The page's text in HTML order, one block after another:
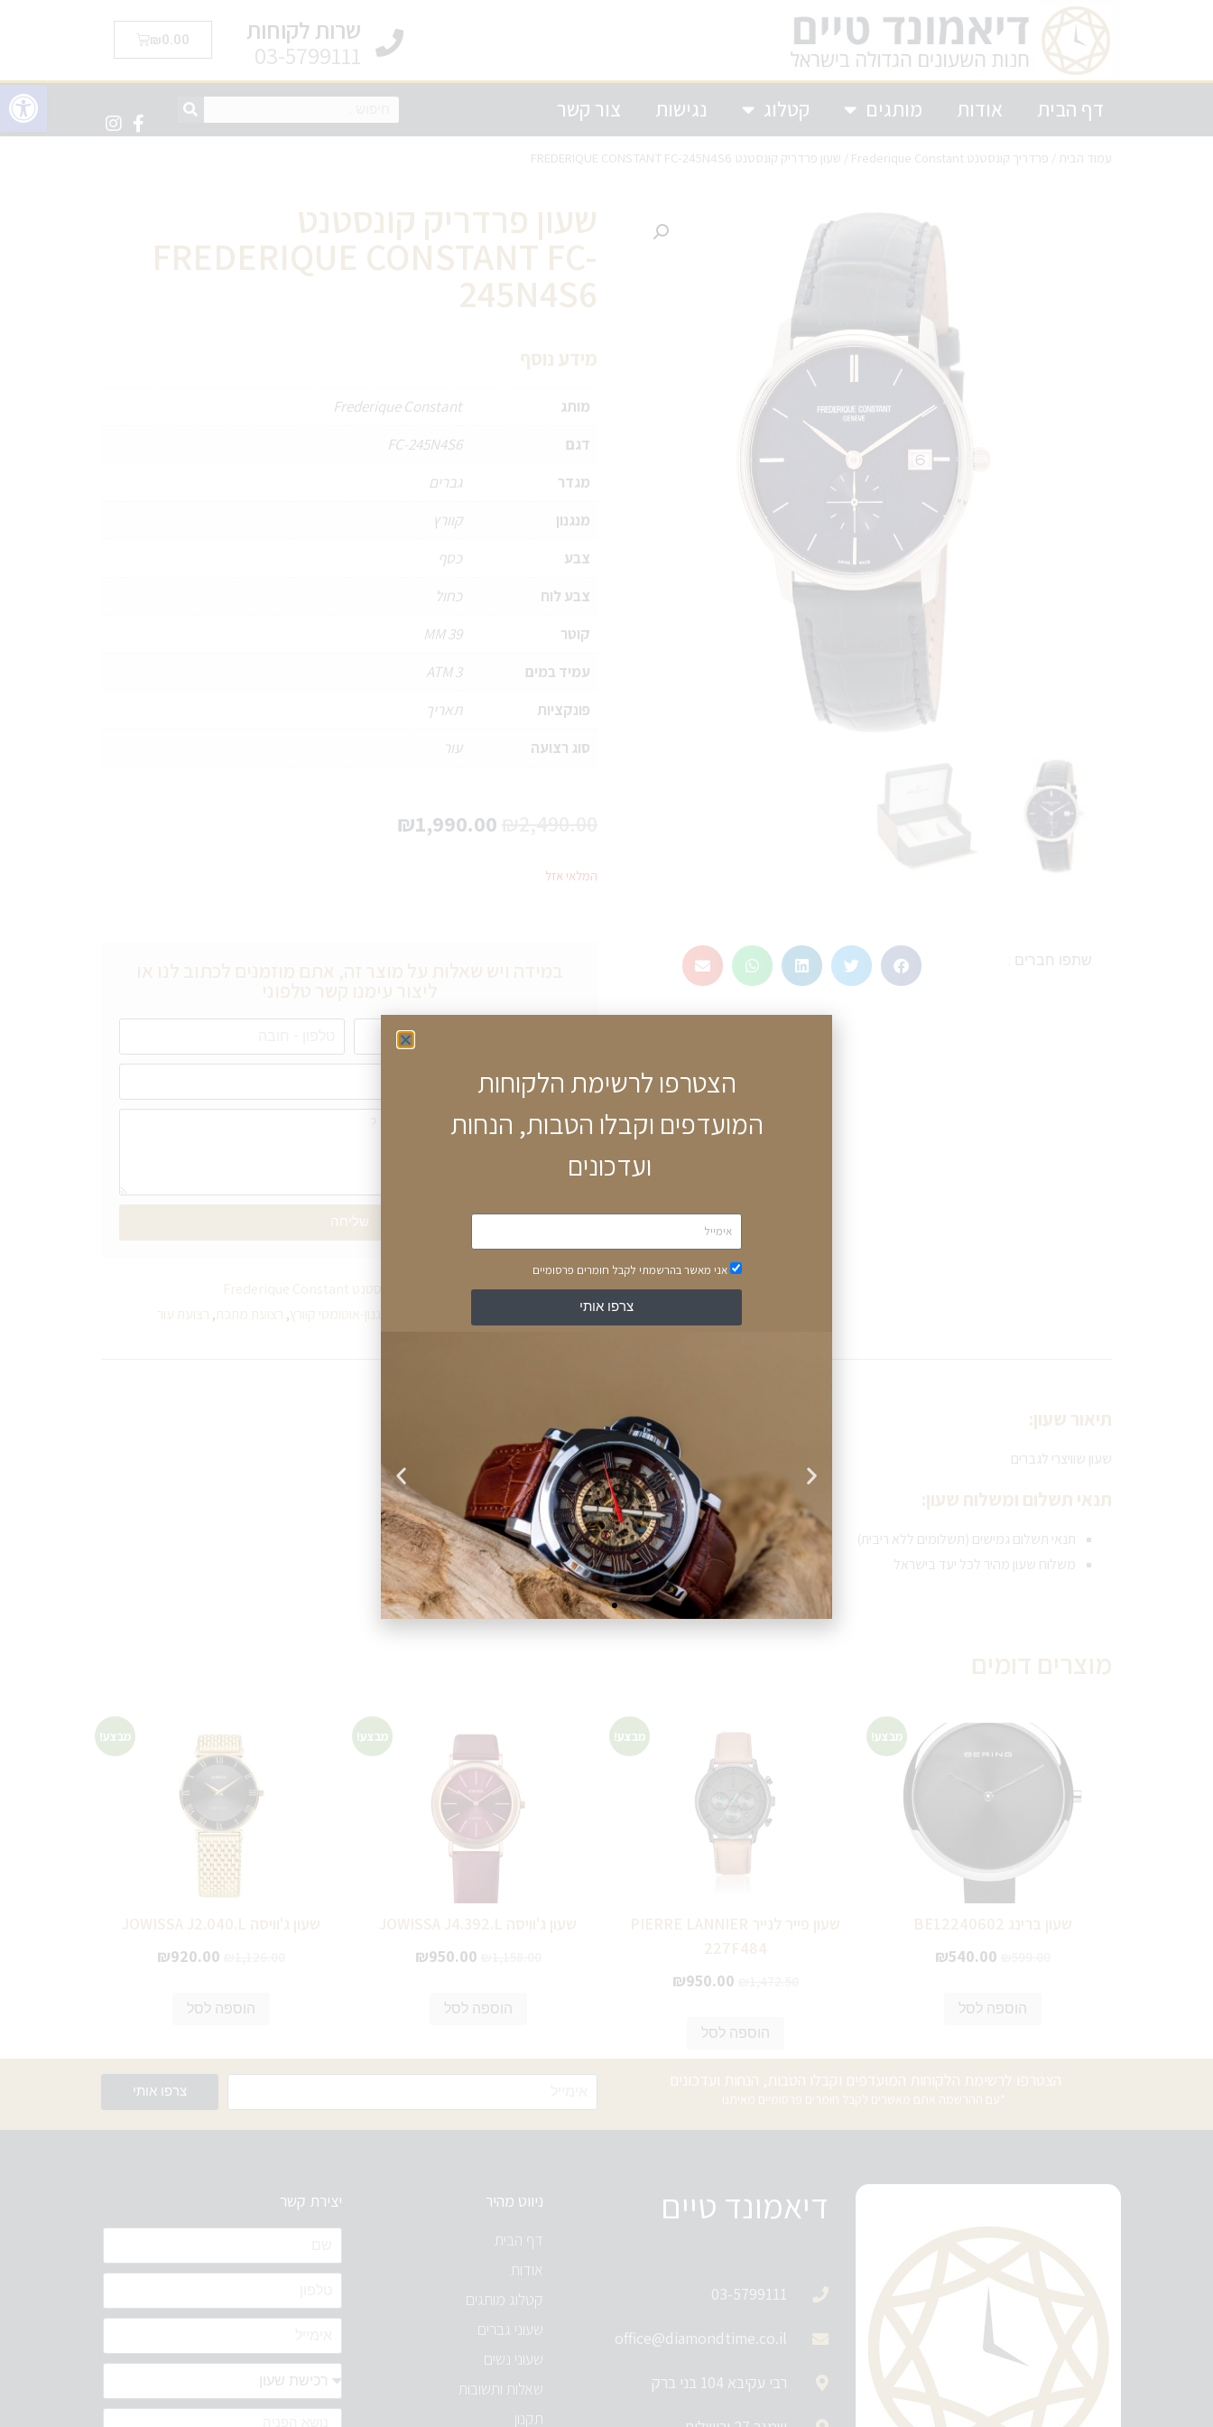
פתח
שרות לקוחות
03-5799111
₪0.00
דף הבית אודות מותגים קטלוג נגישות צור קשר
עמוד הבית פרדריך קונסטנט Frederique Constant / שעון פרדריק קונסטנט FREDERIQUE CONSTANT FC-245N4S6
שתפו חברים :
שעון פרדריק קונסטנט
FREDERIQUE CONSTANT FC-
245N4S6
מידע נוסף
מותג
Frederique Constant
דגם
FC-245N4S6
מגדר
גברים
מנגנון
קוורץ
צבע
כסף
צבע לוח
כחול
קוטר
39 MM
עמיד במים
3 ATM
פונקציות
תאריך
סוג רצועה
עור
₪1,990.00
המלאי אזל
שליחה
מק"טFC-245N4S6קטגוריה
פרדריך קונסטנט Frederique Constant
תגיות
מנגנון-אוטומטי קוורץ, רצועת מתכת, רצועת עור
תיאור שעון:
שעון שוויצרי לגברים
תנאי תשלום ומשלוח שעון:
תנאי תשלום גמישים (תשלומים ללא ריבית)
משלוח שעון מהיר לכל יעד בישראל
מוצרים דומים
מבצע!
שעון ברינג BE12240602
₪540.00
הוספה לסל
מבצע!
שעון פייר לנייר PIERRE LANNIER
227F484
₪950.00
הוספה לסל
מבצע!
שעון ג'וויסה JOWISSA J4.392.L
₪950.00
הוספה לסל
מבצע!
שעון ג'וויסה JOWISSA J2.040.L
₪920.00
הוספה לסל
הצטרפו לרשימת הלקוחות המועדפים וקבלו הטבות, הנחות ועדכונים
*עם ההרשמה אתם מאשרים לקבל חומרים פרסומיים מאיתנו צרפו אותי
דיאמונד טיים
03-5799111
office@diamondtime.co.il
רבי עקיבא 104 בני ברק
ניווט מהיר
דף הבית
אודות
קטלוג מותגים
שעוני גברים
שעוני נשים
שאלות ותשובות
תקנון
יצירת קשר
הצטרפו לרשימת הלקוחות
המועדפים וקבלו הטבות, הנחות
ועדכונים
אני מאשר בהרשמתי לקבל חומרים פרסומיים
צרפו אותי